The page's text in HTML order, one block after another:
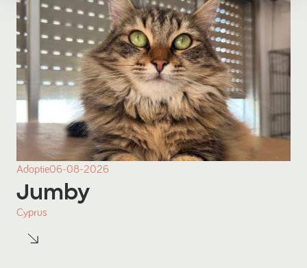
Adoptie06-08-2026
Jumby
Cyprus